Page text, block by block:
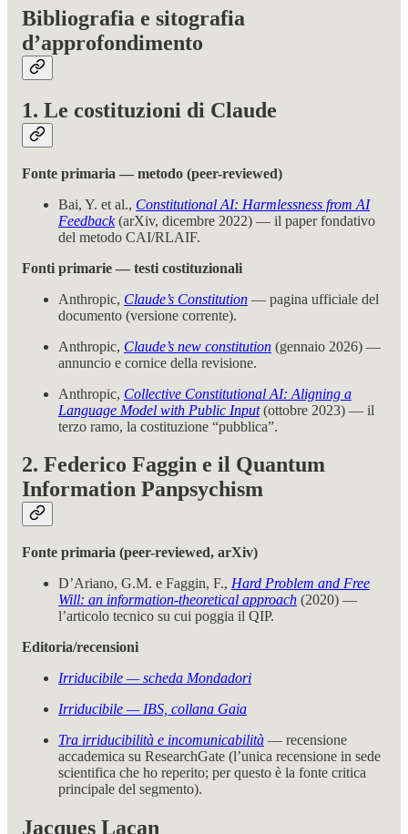
Bibliografia e sitografia
d’approfondimento
1. Le costituzioni di Claude
Fonte primaria — metodo (peer-reviewed)
Bai, Y. et al., Constitutional AI: Harmlessness from AI
Feedback(arXiv, dicembre 2022) — il paper fondativo
del metodo CAI/RLAIF.
Fonti primarie — testi costituzionali
Anthropic, Claude’s Constitution — pagina ufficiale del
documento (versione corrente).
Anthropic, Claude’s new constitution (gennaio 2026) —
annuncio e cornice della revisione.
Anthropic, Collective Constitutional AI: Aligning a
Language Model with Public Input(ottobre 2023) — il
terzo ramo, la costituzione “pubblica”.
2. Federico Faggin e il Quantum
Information Panpsychism
Fonte primaria (peer-reviewed, arXiv)
D’Ariano, G.M. e Faggin, F., Hard Problem and Free
Will: an information-theoretical approach (2020) —
l’articolo tecnico su cui poggia il QIP.
Editoria/recensioni
Irriducibile — scheda Mondadori
Irriducibile — IBS, collana Gaia
Tra irriducibilità e incomunicabilità — recensione
accademica su ResearchGate (l’unica recensione in sede
scientifica che ho reperito; per questo è la fonte critica
principale del segmento).
Jacques Lacan